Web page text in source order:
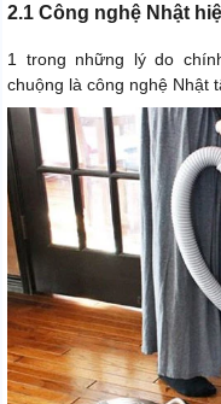
2.1 Công nghệ Nhật
1 trong những lý do
chuộng là công nghệ Nhật